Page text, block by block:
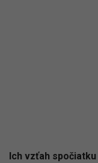
Ich vzťah